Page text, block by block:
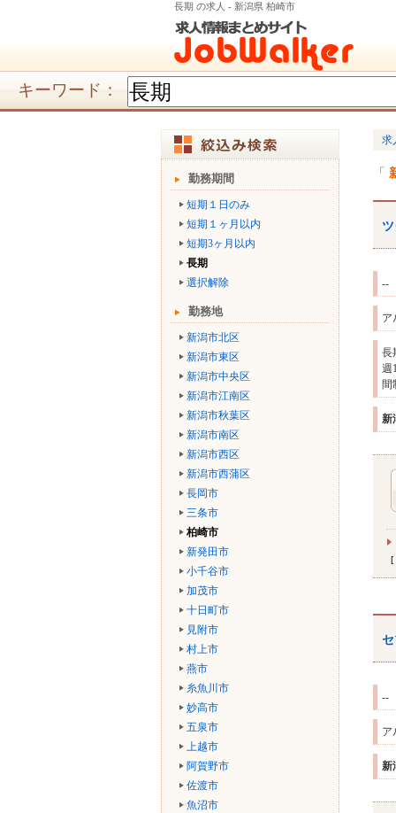
長期 の求人 - 新潟県 柏崎市
キーワード：
勤務期間
短期１日のみ
短期１ヶ月以内
短期3ヶ月以内
長期
選択解除
勤務地
新潟市北区
新潟市東区
新潟市中央区
新潟市江南区
新潟市秋葉区
新潟市南区
新潟市西区
新潟市西蒲区
長岡市
三条市
柏崎市
新発田市
小千谷市
加茂市
十日町市
見附市
村上市
燕市
糸魚川市
妙高市
五泉市
上越市
阿賀野市
佐渡市
魚沼市
求
--
ア
長
週
間
新
--
ア
新